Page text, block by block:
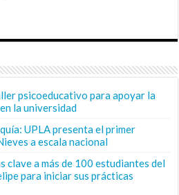
psicoeducativo para apoyar la
la universidad
UPLA presenta el primer
a escala nacional
clave a más de 100 estudiantes del
para iniciar sus prácticas